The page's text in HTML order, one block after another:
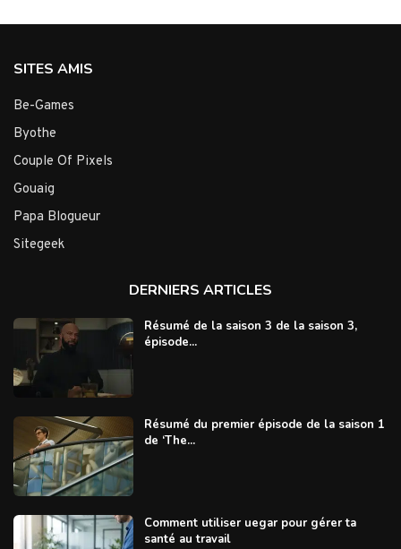
SITES AMIS
Be-Games
Byothe
Couple Of Pixels
Gouaig
Papa Blogueur
Sitegeek
DERNIERS ARTICLES
Résumé de la saison 3 de la saison 3,
épisode...
Résumé du premier épisode de la saison 1
de ‘The...
Comment utiliser uegar pour gérer ta
santé au travail